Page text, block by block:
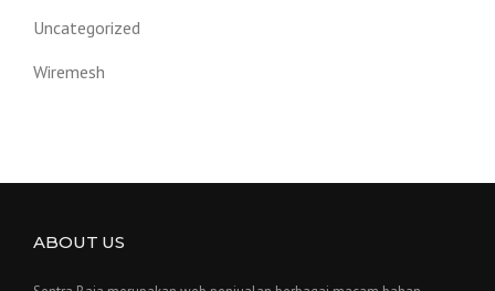
Uncategorized
Wiremesh
ABOUT US